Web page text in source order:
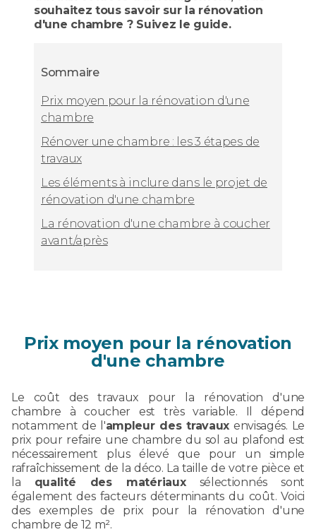
souhaitez tous savoir sur la rénovation
d'une chambre ? Suivez le guide.
Sommaire
Prix moyen pour la rénovation d'une
chambre
Rénover une chambre : les 3 étapes de
travaux
Les éléments à inclure dans le projet de
rénovation d'une chambre
La rénovation d'une chambre à coucher
avant/après
Prix moyen pour la rénovation
d'une chambre
Le coût des travaux pour la rénovation d'une
chambre à coucher est très variable. Il dépend
notamment de l'ampleur des travaux envisagés. Le
prix pour refaire une chambre du sol au plafond est
nécessairement plus élevé que pour un simple
rafraîchissement de la déco. La taille de votre pièce et
la qualité des matériauxsélectionnés sont
également des facteurs déterminants du coût. Voici
des exemples de prix pour la rénovation d'une
chambre de 12 m².